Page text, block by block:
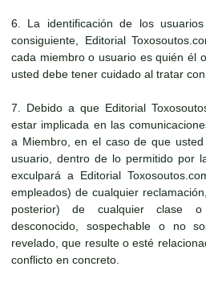
6. La identificación de los
consiguiente, Editorial
cada miembro o usuario es quién él
usted debe tener cuidado al tratar
7. Debido a que Editorial
estar implicada en las
a Miembro, en el caso de que
usuario, dentro de lo permitido por
exculpará a Editorial
empleados) de cualquier
posterior) de cualquier clase
desconocido, sospechable o no
revelado, que resulte o esté
conflicto en concreto.